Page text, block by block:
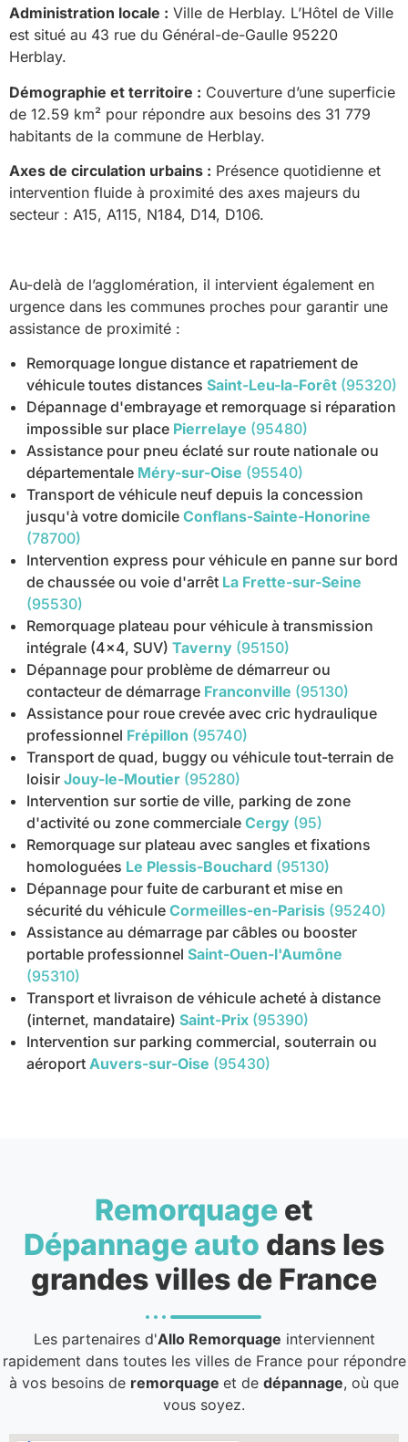
Administration locale : Ville de Herblay. L’Hôtel de Ville
est situé au 43 rue du Général-de-Gaulle 95220
Herblay.
Démographie et territoire : Couverture d’une superficie
de 12.59 km² pour répondre aux besoins des 31 779
habitants de la commune de Herblay.
Axes de circulation urbains : Présence quotidienne et
intervention fluide à proximité des axes majeurs du
secteur : A15, A115, N184, D14, D106.
Au-delà de l’agglomération, il intervient également en
urgence dans les communes proches pour garantir une
assistance de proximité :
Remorquage longue distance et rapatriement de
véhicule toutes distances Saint-Leu-la-Forêt (95320)
Dépannage d'embrayage et remorquage si réparation
impossible sur place Pierrelaye (95480)
Assistance pour pneu éclaté sur route nationale ou
départementale Méry-sur-Oise (95540)
Transport de véhicule neuf depuis la concession
jusqu'à votre domicile Conflans-Sainte-Honorine
(78700)
Intervention express pour véhicule en panne sur bord
de chaussée ou voie d'arrêt La Frette-sur-Seine
(95530)
Remorquage plateau pour véhicule à transmission
intégrale (4x4, SUV) Taverny (95150)
Dépannage pour problème de démarreur ou
contacteur de démarrage Franconville (95130)
Assistance pour roue crevée avec cric hydraulique
professionnel Frépillon (95740)
Transport de quad, buggy ou véhicule tout-terrain de
loisir Jouy-le-Moutier (95280)
Intervention sur sortie de ville, parking de zone
d'activité ou zone commerciale Cergy (95)
Remorquage sur plateau avec sangles et fixations
homologuées Le Plessis-Bouchard (95130)
Dépannage pour fuite de carburant et mise en
sécurité du véhicule Cormeilles-en-Parisis (95240)
Assistance au démarrage par câbles ou booster
portable professionnel Saint-Ouen-l'Aumône
(95310)
Transport et livraison de véhicule acheté à distance
(internet, mandataire) Saint-Prix (95390)
Intervention sur parking commercial, souterrain ou
aéroport Auvers-sur-Oise (95430)
Remorquage et
Dépannage auto dans les
grandes villes de France
Les partenaires d'Allo Remorquage interviennent
rapidement dans toutes les villes de France pour répondre
à vos besoins de remorquage et de dépannage, où que
vous soyez.